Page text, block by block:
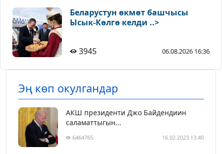
Беларустун өкмөт башчысы
Ысык-Көлгө келди ..>
3945 06.08.2026 16:36
Эң көп окулгандар
АКШ президенти Джо Байдендиин
саламаттыгын...
6464765 16.02.2023 13:40